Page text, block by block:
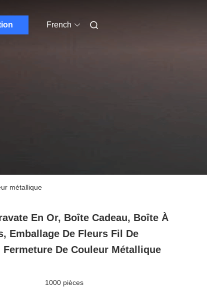
French
métallique
En Or, Boîte Cadeau, Boîte À
Emballage De Fleurs Fil De
Fermeture De Couleur Métallique
1000 pièces